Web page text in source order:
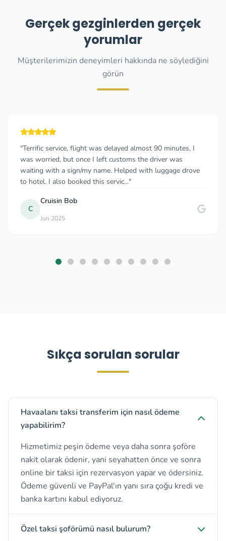
Gerçek gezginlerden gerçek
yorumlar
Müşterilerimizin deneyimleri hakkında ne söylediğini
görün
"Terrific service, flight was delayed almost 90 minutes, I
was worried, but once I left customs the driver was
waiting with a sign/my name. Helped with luggage drove
to hotel. I also booked this servic..."
C
Cruisin Bob
Jun 2025
Sıkça sorulan sorular
Havaalanı taksi transferim için nasıl ödeme
yapabilirim?
Hizmetimiz peşin ödeme veya daha sonra şoföre
nakit olarak ödenir, yani seyahatten önce ve sonra
online bir taksi için rezervasyon yapar ve ödersiniz.
Ödeme güvenli ve PayPal'ın yanı sıra çoğu kredi ve
banka kartını kabul ediyoruz.
Özel taksi şoförümü nasıl bulurum?